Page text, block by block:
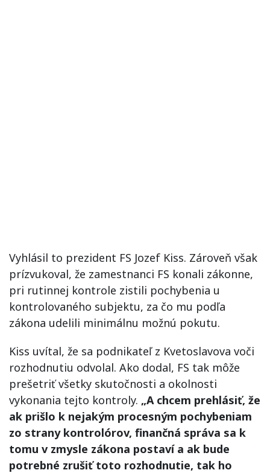
Vyhlásil to prezident FS Jozef Kiss. Zároveň však
prízvukoval, že zamestnanci FS konali zákonne,
pri rutinnej kontrole zistili pochybenia u
kontrolovaného subjektu, za čo mu podľa
zákona udelili minimálnu možnú pokutu.
Kiss uvítal, že sa podnikateľ z Kvetoslavova voči
rozhodnutiu odvolal. Ako dodal, FS tak môže
prešetriť všetky skutočnosti a okolnosti
vykonania tejto kontroly. „A chcem prehlásiť, že
ak prišlo k nejakým procesným pochybeniam
zo strany kontrolórov, finančná správa sa k
tomu v zmysle zákona postaví a ak bude
potrebné zrušiť toto rozhodnutie, tak ho